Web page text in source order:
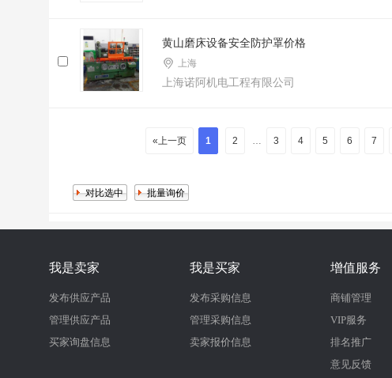
黄山磨床设备安全防护罩价格
上海
上海诺阿机电工程有限公司
«上一页 1 2 … 3 4 5 6 7
我是卖家
发布供应产品
管理供应产品
买家询盘信息
我是买家
发布采购信息
管理采购信息
卖家报价信息
增值服务
商铺管理
VIP服务
排名推广
意见反馈